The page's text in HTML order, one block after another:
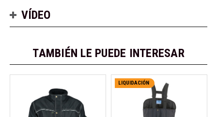
VÍDEO
TAMBIÉN LE PUEDE INTERESAR
LIQUIDACIÓN